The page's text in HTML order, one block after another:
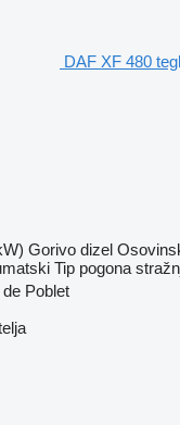
DAF XF 480
Gorivo dizel
Tip pogona
Poblet